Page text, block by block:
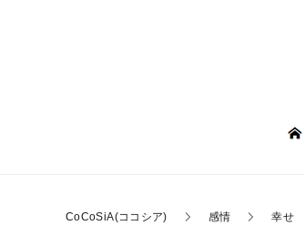
CoCoSiA(ココシア) 感情 幸せ